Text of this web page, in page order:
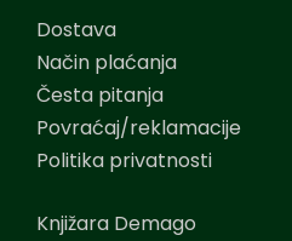
Dostava
Način plaćanja
Česta pitanja
Povraćaj/reklamacije
Politika privatnosti
Knjižara Demago